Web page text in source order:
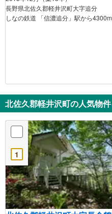
長野県北佐久郡軽井沢町大字追分
しなの鉄道 「信濃追分」駅から4300m
北佐久郡軽井沢町の人気物
1